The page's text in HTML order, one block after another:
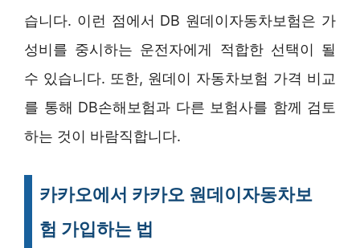
습니다. 이런 점에서 DB 원데이자동차보험은 가
성비를 중시하는 운전자에게 적합한 선택이 될
수 있습니다. 또한, 원데이 자동차보험 가격 비교
를 통해 DB손해보험과 다른 보험사를 함께 검토
하는 것이 바람직합니다.
카카오에서 카카오 원데이자동차보
험 가입하는 법